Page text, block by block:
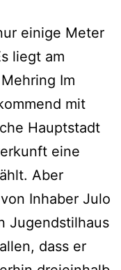
einige Meter
liegt am
Im
mit
Hauptstadt
eine
Aber
Inhaber Julo
Jugendstilhaus
dass er